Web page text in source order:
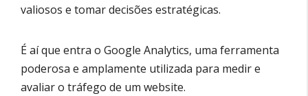
valiosos e tomar decisões estratégicas.
É aí que entra o Google Analytics, uma ferramenta
poderosa e amplamente utilizada para medir e
avaliar o tráfego de um website.